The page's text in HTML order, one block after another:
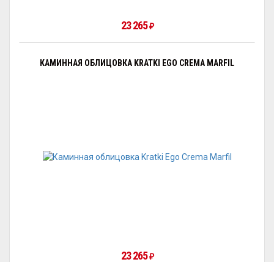
23 265₽
КАМИННАЯ ОБЛИЦОВКА KRATKI EGO CREMA MARFIL
23 265₽